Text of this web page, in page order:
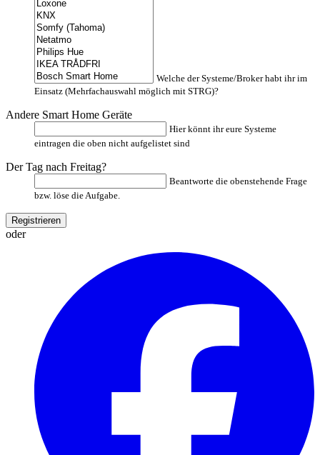
Welche der Systeme/Broker habt ihr im
Einsatz (Mehrfachauswahl möglich mit STRG)?
Andere Smart Home Geräte
Hier könnt ihr eure Systeme
eintragen die oben nicht aufgelistet sind
Der Tag nach Freitag?
Beantworte die obenstehende Frage
bzw. löse die Aufgabe.
oder